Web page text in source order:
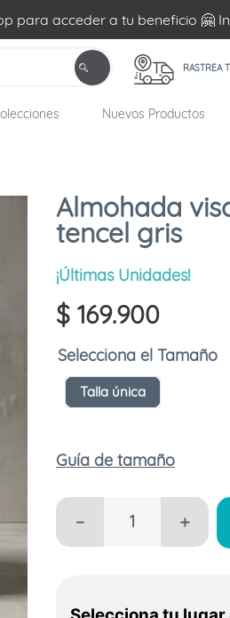
para acceder a tu beneficio 🤗
RASTREA
Nuevos Productos
Almohada
tencel gris
¡Últimas Unidades!
$ 169.900
Tamaño
Talla única
Guía de tamaño
＋
－